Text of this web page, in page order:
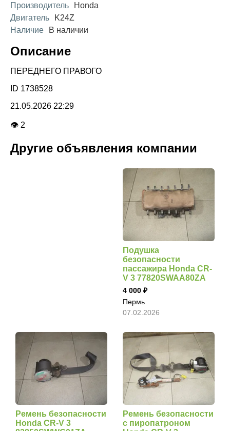
Производитель
Honda
Двигатель
K24Z
Наличие
В наличии
Описание
ПЕРЕДНЕГО ПРАВОГО
ID 1738528
21.05.2026 22:29
👁 2
Другие объявления компании
Подушка
безопасности
пассажира Honda CR-
V 3 77820SWAA80ZA
4 000
Пермь
07.02.2026
Ремень безопасности
Honda CR-V 3
Ремень безопасности
с пиропатроном